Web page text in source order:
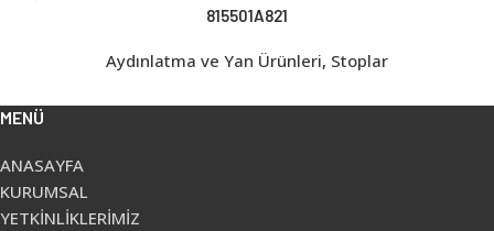
815501A821
Aydınlatma ve Yan Ürünleri, Stoplar
MENÜ
ANASAYFA
KURUMSAL
YETKİNLİKLERİMİZ